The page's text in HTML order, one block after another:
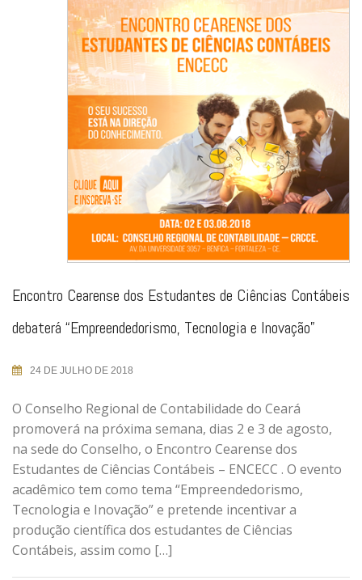
Encontro Cearense dos Estudantes de Ciências Contábeis
debaterá “Empreendedorismo, Tecnologia e Inovação”
24 DE JULHO DE 2018
O Conselho Regional de Contabilidade do Ceará
promoverá na próxima semana, dias 2 e 3 de agosto,
na sede do Conselho, o Encontro Cearense dos
Estudantes de Ciências Contábeis – ENCECC . O evento
acadêmico tem como tema “Empreendedorismo,
Tecnologia e Inovação” e pretende incentivar a
produção científica dos estudantes de Ciências
Contábeis, assim como […]